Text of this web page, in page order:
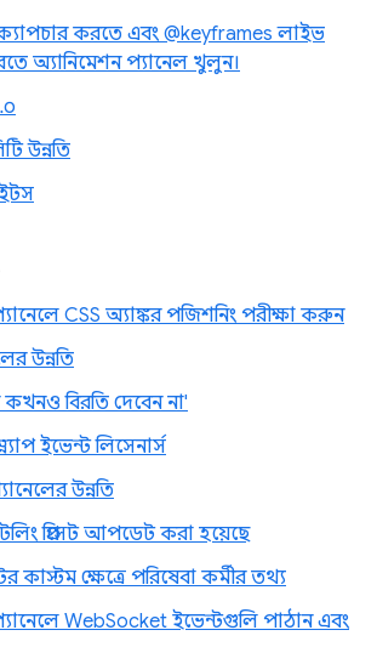
করতে এবং @keyframes লাইভ
অ্যানিমেশন প্যানেল খুলুন।
উন্নতি
CSS অ্যাঙ্কর পজিশনিং পরীক্ষা করুন
উন্নতি
কখনও বিরতি দেবেন না'
ইভেন্ট লিসেনার্স
উন্নতি
প্রিসেট আপডেট করা হয়েছে
কাস্টম ক্ষেত্রে পরিষেবা কর্মীর তথ্য
WebSocket ইভেন্টগুলি পাঠান এবং